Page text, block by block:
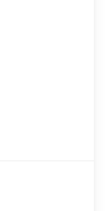
In New Window
In New Window